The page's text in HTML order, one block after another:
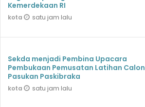
Kemerdekaan RI
kota satu jam lalu
Sekda menjadi Pembina Upacara
Pembukaan Pemusatan Latihan Calon
Pasukan Paskibraka
kota satu jam lalu